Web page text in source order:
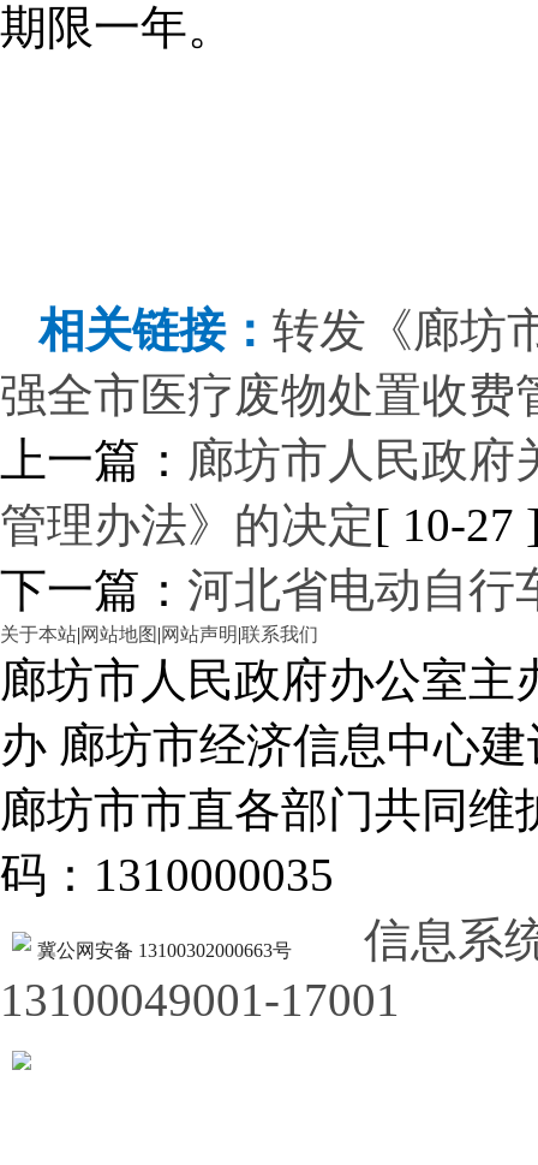
期限一年。
相关链接： 转发《廊坊
强全市医疗废物处置收费
上一篇： 廊坊市人民政府
管理办法》的决定[ 10-27
下一篇： 河北省电动自行
关于本站|网站地图 |网站声明|联系我们
廊坊市人民政府办公室
办 廊坊市经济信息中心建
廊坊市市直各部门共同
码：1310000035
冀公网安备 13100302000663号
信息系
13100049001-17001